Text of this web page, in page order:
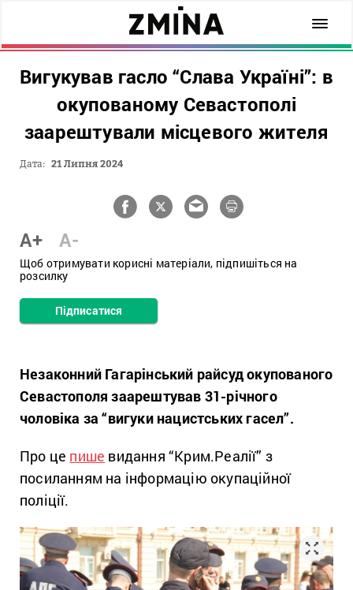
Вигукував гасло “Слава Україні”: в
окупованому Севастополі
заарештували місцевого жителя
Дата: 21 Липня 2024
A+ A-
Щоб отримувати корисні матеріали, підпишіться на
розсилку
Підписатися
Незаконний Гагарінський райсуд окупованого
Севастополя заарештував 31-річного
чоловіка за “вигуки нацистських гасел”.
Про це пише видання “Крим.Реалії” з
посиланням на інформацію окупаційної
поліції.